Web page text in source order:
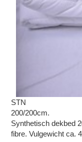
STN
200/200cm.
Synthetisch dekbed
fibre. Vulgewicht ca.